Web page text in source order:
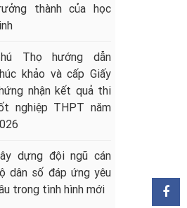
thành của học
Thọ hướng dẫn
khảo và cấp Giấy
nhận kết quả thi
nghiệp THPT năm
dựng đội ngũ cán
dân số đáp ứng yêu
trong tình hình mới